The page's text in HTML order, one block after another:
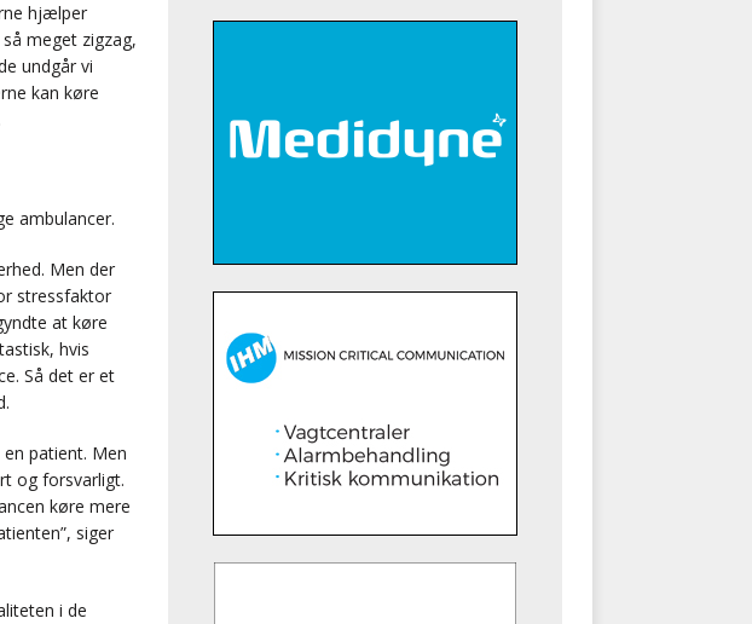
hjælper
meget zigzag,
undgår vi
kan køre
ambulancer.
Men der
stressfaktor
at køre
hvis
Så det er et
patient. Men
og forsvarligt.
køre mere
siger
i de